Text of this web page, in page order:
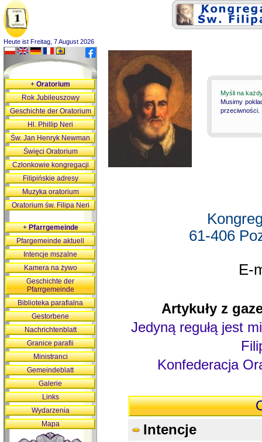
Heute ist Freitag, 7 August 2026
Myśli na
Musimy
przeciwności.
61-406
E-
Artykuły z
Jedyną regułą jest
Konfederacja
Intencje
+Oratorium
Rok Jubileuszowy
Geschichte der Oratorium
Hl. Phillip Neri
Św. Jan Henryk Newman
Święci Oratorium
Członkowie kongregacji
Filipińskie adresy
Muzyka oratorium
Oratorium św. Filipa Neri
+Pfarrgemeinde
Pfargemeinde aktuell
Intencje mszalne
Kamera na żywo
Geschichte der
Pfarrgemeinde
Biblioteka parafialna
Gestorbene
Nachrichtenblatt
Granice parafii
Ministranci
Gemeindeblatt
Galerie
Links
Wydarzenia
Mapa